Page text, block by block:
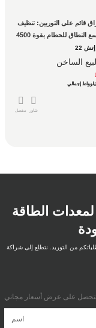
قدم مكعب في الدقيقة
22
الساخن
مفصل شاور
الطاقة
من التوريد. نتطلع إلى شراكة
لتحصل على عرض أسعار مجاني